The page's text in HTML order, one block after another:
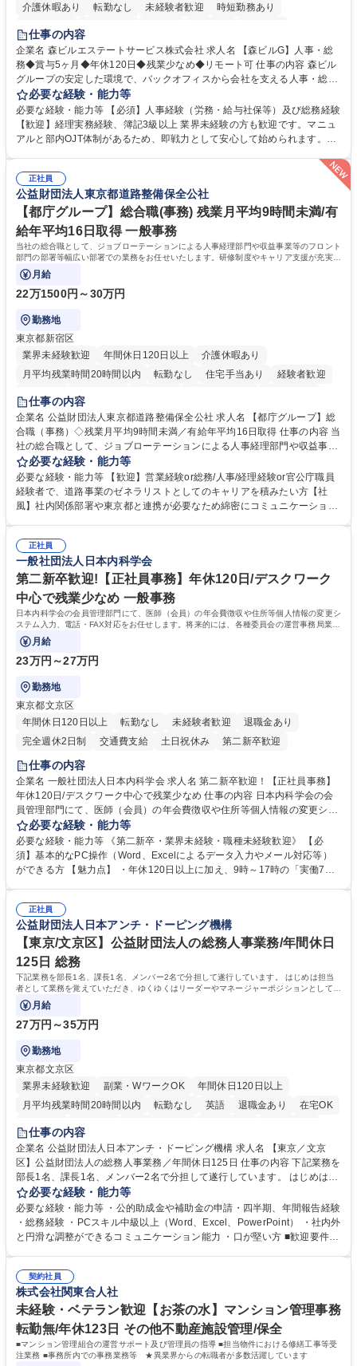
介護休暇あり 転勤なし 未経験者歓迎
時短勤務あり
経験者歓迎
完全週休2日制
交通費支給 長期歓迎 駅近5分以内 土日祝休み
仕事の内容
企業名 森ビルエステートサービス株式会社 求人名 【森ビルG】人事・総
務◆賞与5ヶ月◆年休120日◆残業少なめ◆リモート可 仕事の内容 森ビル
グループの安定した環境で、バックオフィスから会社を支える人事・総務
をお任せします。 労務と総務の業務をバランスよく担当し、ゆくゆくは制
度改定などのコア業務にも挑戦できる、やりがいある環境です。 ■勤怠管
理、給与計算、社会保険手続き、年末調整等の労務管理全般 ■入退社手続
き、社内規定の改定や人事制度改定などのコア業務 ■社内イベントの企画
は部内のOJTを中心に、あなたの経験に合わせて不足している部分はいつ
でも質問・相談できる環境が整っているため、安心して成長できます。 募
集職種 【森ビルG】人事・総務◆賞与5ヶ月◆年休120日◆残業少なめ◆
リモート可
必要な経験・能力等
必要な経験・能力等 【必須】人事経験（労務・給与社保等）及び総務経験
【歓迎】経理実務経験、簿記3級以上 業界未経験の方も歓迎です。マニュ
アルと部内OJT体制があるため、即戦力として安心して始められます。
ます。定型業務に留まらず、社内規定や人事制度の改定など会社のコア業
務に挑戦できるため、自身の成長と組織への貢献度をダイレクトに実感で
きます。 残業少なめ、週1日リモート可など、ワークライフバランスを保
ち長期活躍できる環境です。 「これまでの幅広い経験を活かし、長期的な
キャリアを築きたい」という前向きな意欲と挑戦を全力で応援します。 学
歴・資格 学歴：大学院 大学 高専 短大 専修学校 高校 語学力： 資格：日商
簿記検定1級 日商簿記検定2級 日商簿記検定3級
正社員
公益財団法人東京都道路整備保全公社
【都庁グループ】総合職(事務) 残業月平均9時間未満/有
給年平均16日取得 一般事務
当社の総合職として、ジョブローテーションによる人事経理部門や収益事業等のフロント
部門の部署等幅広い部署での業務をお任せいたします。研修制度やキャリア支援が充実し
ております！ ※下記業務詳細
月給
22万1500円～30万円
勤務地
東京都新宿区
業界未経験歓迎
年間休日120日以上
介護休暇あり
月平均残業時間20時間以内
転勤なし 住宅手当あり
経験者歓迎
研修あり
退職金あり
駅近5分以内
資格取得手当あり 食事補助あり
仕事の内容
企業名 公益財団法人東京都道路整備保全公社 求人名 【都庁グループ】総
合職（事務）◇残業月平均9時間未満／有給年平均16日取得 仕事の内容 当
社の総合職として、ジョブローテーションによる人事経理部門や収益事業
等のフロント部門の部署等幅広い部署での業務をお任せいたします。研修
制度やキャリア支援が充実しております！ ※下記業務詳細 【業務詳細】■
管理部門：広報、人事、経理など当公社の運営に係る管理業務 ■収益部
門：駐車場の新規開拓、管理運営、新宿駅西口広場の「イベントコーナ
道路施設や道路工事現場の見学ツアー事業 ※入社後は上記いずれかの部門
へ配属。※業務内容変更の範囲：会社の定める業務 募集職種 【都庁グル
ープ】総合職（事務）◇残業月平均9時間未満／有給年平均16日取得
必要な経験・能力等
必要な経験・能力等 【歓迎】営業経験or総務/人事/経理経験or官公庁職員
経験者で、道路事業のゼネラリストとしてのキャリアを積みたい方【社
風】社内関係部署や東京都と連携が必要なため綿密にコミュニケーション
部門など多岐に渡る業務を経験できます。 ■様々なプロジェクト：駐車場
事業の他、新宿駅西口広場内に設置された照明を兼ねた広告「ブライトサ
イン」の管理運営を行うなど、事業収益を生み出す活動を積極的に行って
います。 学歴・資格 学歴：大学院 大学 高専 短大 専修学校 高校 語学力：
資格：
正社員
一般社団法人日本内科学会
第二新卒歓迎!【正社員事務】年休120日/デスクワーク
中心で残業少なめ 一般事務
日本内科学会の会員管理部門にて、医師（会員）の年会費徴収や住所等個人情報の変更シ
ステム入力、電話・FAX対応をお任せします。将来的には、各種委員会の運営事務局業務
などにも幅広く携わっていただきます。
月給
23万円～27万円
勤務地
東京都文京区
年間休日120日以上
転勤なし 未経験者歓迎
退職金あり
完全週休2日制
交通費支給 土日祝休み 第二新卒歓迎
仕事の内容
企業名 一般社団法人日本内科学会 求人名 第二新卒歓迎！【正社員事務】
年休120日/デスクワーク中心で残業少なめ 仕事の内容 日本内科学会の会
員管理部門にて、医師（会員）の年会費徴収や住所等個人情報の変更シス
テム入力、電話・FAX対応をお任せします。将来的には、各種委員会の運
営事務局業務などにも幅広く携わっていただきます。 【会員管理・データ
入力業務】 ・医師（会員）の住所変更、個人情報のシステム登録・更新
・年会費の徴収管理や入金データの照合確認 【問い合わせ対応】 ・会員
年休120日/デスクワーク中心で残業少なめ
必要な経験・能力等
必要な経験・能力等 《第二新卒・業界未経験・職種未経験歓迎》 【必
須】基本的なPC操作（Word、Excelによるデータ入力やメール対応等）
ができる方 【魅力点】 ・年休120日以上に加え、9時～17時の「実働7時
整、資料作成、当日の運営サポート 学歴・資格 学歴：大学院 大学 語学
力： 資格：
正社員
公益財団法人日本アンチ・ドーピング機構
【東京/文京区】公益財団法人の総務人事業務/年間休日
125日 総務
下記業務を部長1名、課長1名、メンバー2名で分担して遂行しています。 はじめは担当
者として業務を覚えていただき、ゆくゆくはリーダーやマネージャーポジションとして活
躍いただくことを期待しています。
月給
27万円～35万円
勤務地
東京都文京区
業界未経験歓迎
副業・WワークOK
年間休日120日以上
月平均残業時間20時間以内
転勤なし 英語 退職金あり
在宅OK
賞与あり
育休あり
食事補助あり
仕事の内容
企業名 公益財団法人日本アンチ・ドーピング機構 求人名 【東京／文京
区】公益財団法人の総務人事業務／年間休日125日 仕事の内容 下記業務を
部長1名、課長1名、メンバー2名で分担して遂行しています。 はじめは担
当者として業務を覚えていただき、ゆくゆくはリーダーやマネージャーポ
ジションとして活躍いただくことを期待しています。 【総務・人事グルー
プの業務内容】 ・人事制度関連 ・採用活動 ・教育研修の企画、実行 ・勤
怠管理 ・官公庁への各種提出 ・法定の会議運営（評議員会、理事会） ・
管理 ・福利厚生関連 ・職員からの問合せ、相談対応 ・その他日常の総務
業務全般 募集職種 【東京／文京区】公益財団法人の総務人事業務／年間
休日125日
必要な経験・能力等
必要な経験・能力等 ・公的助成金や補助金の申請・四半期、年間報告経験
・総務経験 ・PCスキル中級以上（Word、Excel、PowerPoint） ・社内外
と円滑な調整ができるコミュニケーション能力 ・口が堅い方 ■歓迎要件
契約社員
株式会社関東合人社
未経験・ベテラン歓迎【お茶の水】マンション管理事務
転勤無/年休123日 その他不動産施設管理/保全
■マンション管理組合の運営サポート及び管理員の指導 ■担当物件における修繕工事等受
注業務 ■事務所内での事務業務等 ★異業界からの転職者が多数活躍しています